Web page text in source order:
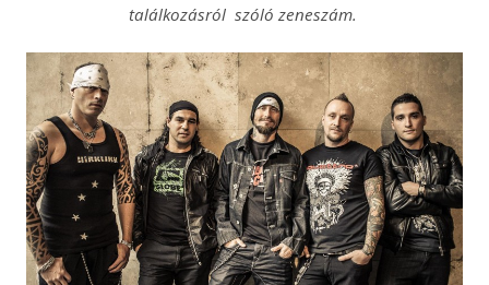
találkozásról szóló zeneszám.